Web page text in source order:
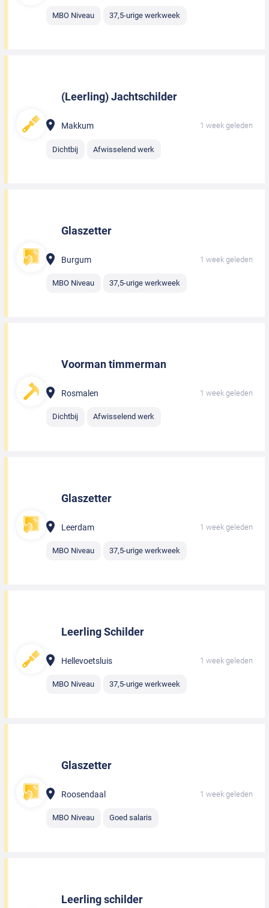
MBO Niveau 37,5-urige werkweek
(Leerling) Jachtschilder
Makkum 1 week geleden
Dichtbij Afwisselend werk
Glaszetter
Burgum 1 week geleden
MBO Niveau 37,5-urige werkweek
Voorman timmerman
Rosmalen 1 week geleden
Dichtbij Afwisselend werk
Glaszetter
Leerdam 1 week geleden
MBO Niveau 37,5-urige werkweek
Leerling Schilder
Hellevoetsluis 1 week geleden
MBO Niveau 37,5-urige werkweek
Glaszetter
Roosendaal 1 week geleden
MBO Niveau Goed salaris
Leerling schilder